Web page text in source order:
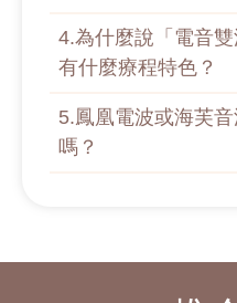
4.為什麼說「電音
有什麼療程特色？
5.鳳凰電波或海芙
嗎？